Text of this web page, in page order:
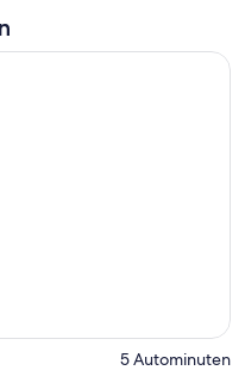
‪5 Autominuten‬